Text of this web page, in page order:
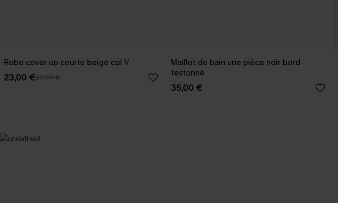
Robe cover up courte beige col V
23,00 €27,00 €
Maillot de bain une pièce noir bord
festonné
35,00 €